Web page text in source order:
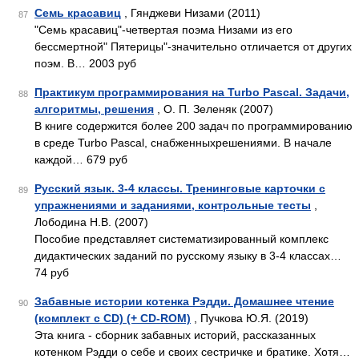
87 Семь красавиц , Гянджеви Низами (2011)
"Семь красавиц"-четвертая поэма Низами из его
бессмертной" Пятерицы"-значительно отличается от других
поэм. В… 2003 руб
88
Практикум программирования на Turbo Pascal. Задачи,
алгоритмы, решения , О. П. Зеленяк (2007)
В книге содержится более 200 задач по программированию
в среде Turbo Pascal, снабженныхрешениями. В начале
каждой… 679 руб
89
Русский язык. 3-4 классы. Тренинговые карточки с
упражнениями и заданиями, контрольные тесты
Лободина Н.В. (2007)
Пособие представляет систематизированный комплекс
дидактических заданий по русскому языку в 3-4 классах…
74 руб
90
Забавные истории котенка Рэдди. Домашнее чтение
(комплект с CD) (+ CD-ROM) , Пучкова Ю.Я. (2019)
Эта книга - сборник забавных историй, рассказанных
котенком Рэдди о себе и своих сестричке и братике. Хотя…